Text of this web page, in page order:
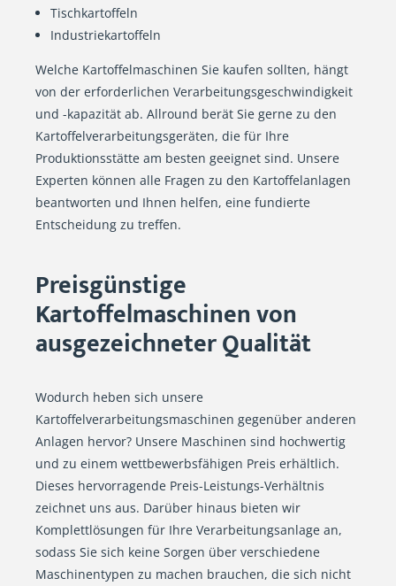
Tischkartoffeln
Industriekartoffeln
Welche Kartoffelmaschinen Sie kaufen sollten, hängt
von der erforderlichen Verarbeitungsgeschwindigkeit
und -kapazität ab. Allround berät Sie gerne zu den
Kartoffelverarbeitungsgeräten, die für Ihre
Produktionsstätte am besten geeignet sind. Unsere
Experten können alle Fragen zu den Kartoffelanlagen
beantworten und Ihnen helfen, eine fundierte
Entscheidung zu treffen.
Preisgünstige
Kartoffelmaschinen von
ausgezeichneter Qualität
Wodurch heben sich unsere
Kartoffelverarbeitungsmaschinen gegenüber anderen
Anlagen hervor? Unsere Maschinen sind hochwertig
und zu einem wettbewerbsfähigen Preis erhältlich.
Dieses hervorragende Preis-Leistungs-Verhältnis
zeichnet uns aus. Darüber hinaus bieten wir
Komplettlösungen für Ihre Verarbeitungsanlage an,
sodass Sie sich keine Sorgen über verschiedene
Maschinentypen zu machen brauchen, die sich nicht